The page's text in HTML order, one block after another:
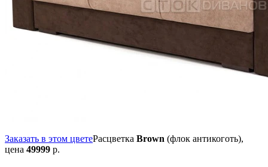
Заказать в этом цветеРасцветка Brown (флок антикоготь),
цена 49999 р.